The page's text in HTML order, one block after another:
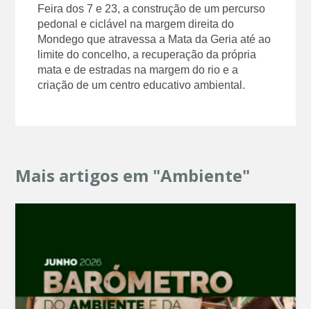
Feira dos 7 e 23, a construção de um percurso
pedonal e ciclável na margem direita do
Mondego que atravessa a Mata da Geria até ao
limite do concelho, a recuperação da própria
mata e de estradas na margem do rio e a
criação de um centro educativo ambiental.
Mais artigos em "Ambiente"